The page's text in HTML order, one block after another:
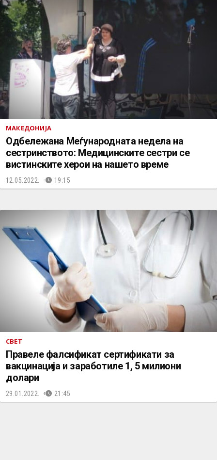
МАКЕДОНИЈА
Одбележана Меѓународната недела на
сестринството: Медицинските сестри се
вистинските херои на нашето време
12.05.2022. 19:15
СВЕТ
Правеле фалсификат сертификати за
вакцинација и заработиле 1, 5 милиони
долари
29.01.2022. 21:45